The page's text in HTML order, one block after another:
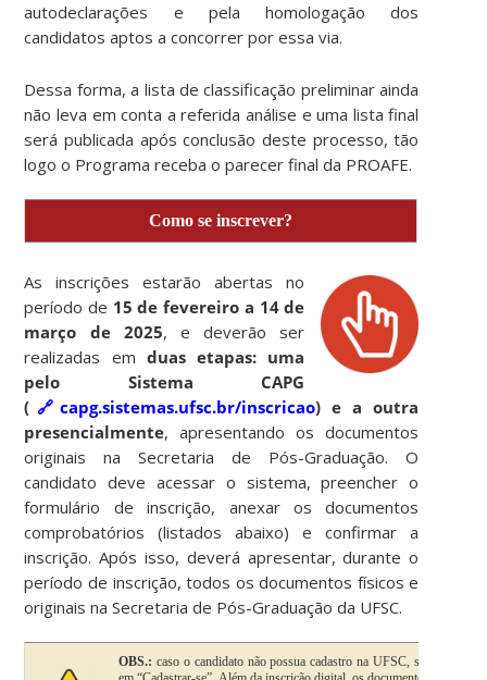
autodeclarações e pela homologação dos
candidatos aptos a concorrer por essa via.
Dessa forma, a lista de classificação preliminar ainda
não leva em conta a referida análise e uma lista final
será publicada após conclusão deste processo, tão
logo o Programa receba o parecer final da PROAFE.
Como se inscrever?
As inscrições estarão abertas no
período de 15 de fevereiro a 14 de
março de 2025, e deverão ser
realizadas em duas etapas: uma
pelo Sistema CAPG
( 🔗 capg.sistemas.ufsc.br/inscricao) e a outra
presencialmente, apresentando os documentos
originais na Secretaria de Pós-Graduação. O
candidato deve acessar o sistema, preencher o
formulário de inscrição, anexar os documentos
comprobatórios (listados abaixo) e confirmar a
inscrição. Após isso, deverá apresentar, durante o
período de inscrição, todos os documentos físicos e
originais na Secretaria de Pós-Graduação da UFSC.
OBS.:caso o candidato não possua cadastro na UFSC, será